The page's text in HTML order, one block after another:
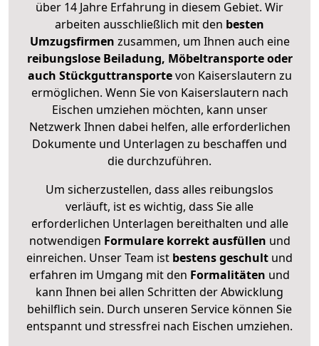
über 14 Jahre Erfahrung in diesem Gebiet. Wir
arbeiten ausschließlich mit den besten
Umzugsfirmen zusammen, um Ihnen auch eine
reibungslose Beiladung, Möbeltransporte oder
auch Stückguttransportevon Kaiserslautern zu
ermöglichen. Wenn Sie von Kaiserslautern nach
Eischen umziehen möchten, kann unser
Netzwerk Ihnen dabei helfen, alle erforderlichen
Dokumente und Unterlagen zu beschaffen und
die durchzuführen.
Um sicherzustellen, dass alles reibungslos
verläuft, ist es wichtig, dass Sie alle
erforderlichen Unterlagen bereithalten und alle
notwendigen Formulare korrekt ausfüllen und
einreichen. Unser Team ist bestens geschult und
erfahren im Umgang mit den Formalitäten und
kann Ihnen bei allen Schritten der Abwicklung
behilflich sein. Durch unseren Service können Sie
entspannt und stressfrei nach Eischen umziehen.